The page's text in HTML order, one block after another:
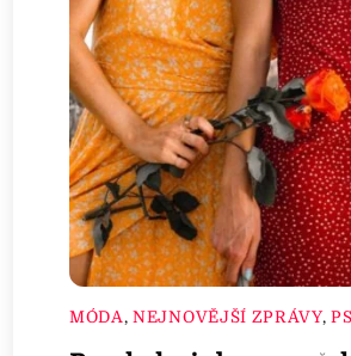
MÓDA ,NEJNOVĚJŠÍ ZPRÁVY,